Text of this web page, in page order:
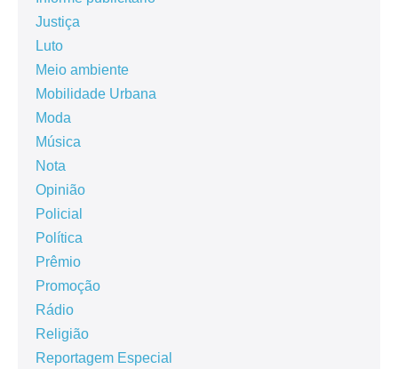
Justiça
Luto
Meio ambiente
Mobilidade Urbana
Moda
Música
Nota
Opinião
Policial
Política
Prêmio
Promoção
Rádio
Religião
Reportagem Especial